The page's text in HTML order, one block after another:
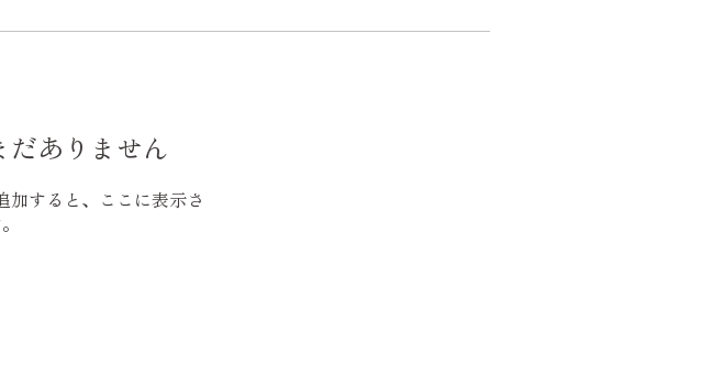
ありません
加すると、ここに表示さ